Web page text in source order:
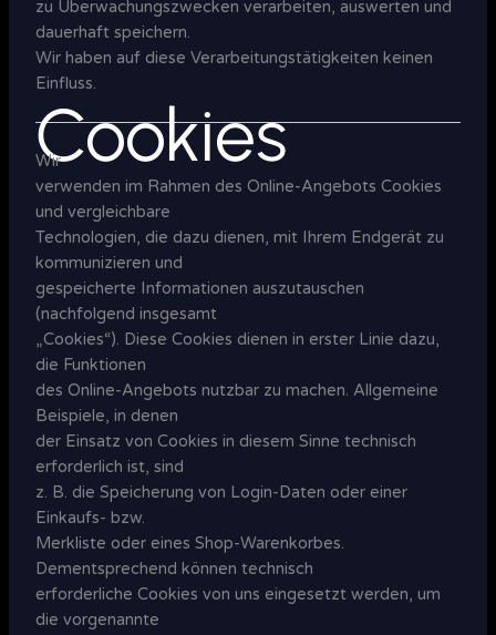
zu Überwachungszwecken verarbeiten, auswerten und
dauerhaft speichern.
Wir haben auf diese Verarbeitungstätigkeiten keinen
Einfluss.
Cookies
Wir
verwenden im Rahmen des Online-Angebots Cookies
und vergleichbare
Technologien, die dazu dienen, mit Ihrem Endgerät zu
kommunizieren und
gespeicherte Informationen auszutauschen
(nachfolgend insgesamt
„Cookies“). Diese Cookies dienen in erster Linie dazu,
die Funktionen
des Online-Angebots nutzbar zu machen. Allgemeine
Beispiele, in denen
der Einsatz von Cookies in diesem Sinne technisch
erforderlich ist, sind
z. B. die Speicherung von Login-Daten oder einer
Einkaufs- bzw.
Merkliste oder eines Shop-Warenkorbes.
Dementsprechend können technisch
erforderliche Cookies von uns eingesetzt werden, um
die vorgenannte